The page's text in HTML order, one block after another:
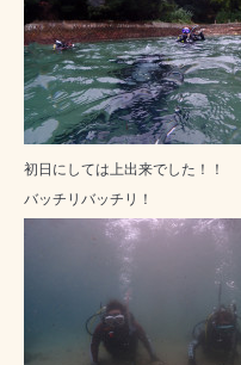
初日にしては上出来でした！！
バッチリバッチリ！